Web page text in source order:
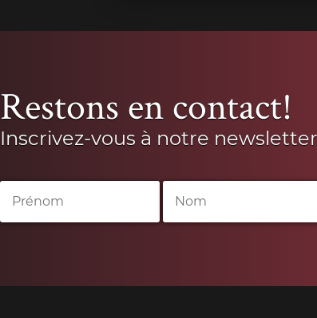
Restons en contact!
Inscrivez-vous à notre newsletter